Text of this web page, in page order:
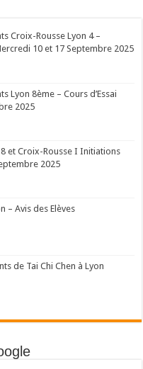
Croix-Rousse Lyon 4 –
10 et 17 Septembre 2025
Lyon 8ème – Cours d’Essai
2025
8 et Croix-Rousse I Initiations
2025
– Avis des Elèves
de Tai Chi Chen à Lyon